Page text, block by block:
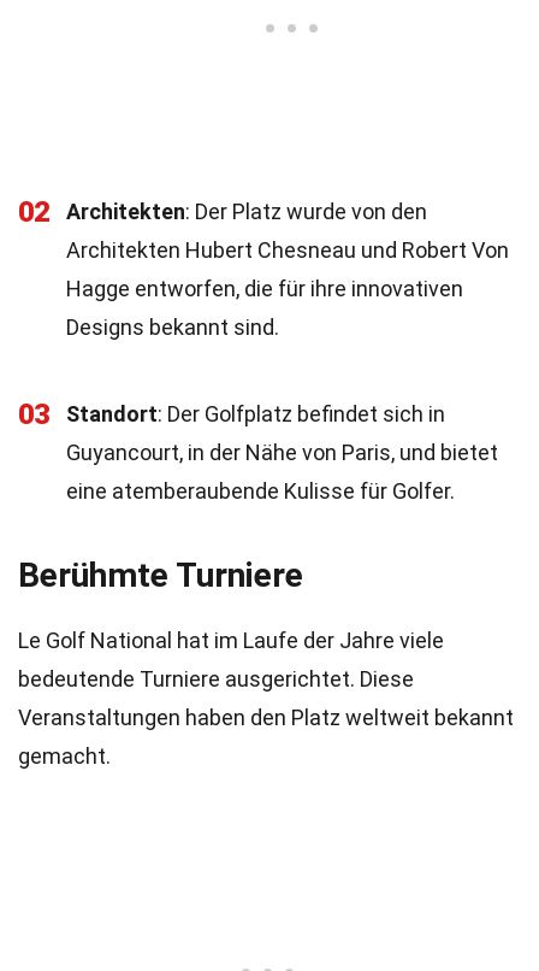
02 Architekten: Der Platz wurde von den
Architekten Hubert Chesneau und Robert Von
Hagge entworfen, die für ihre innovativen
Designs bekannt sind.
03 Standort: Der Golfplatz befindet sich in
Guyancourt, in der Nähe von Paris, und bietet
eine atemberaubende Kulisse für Golfer.
Berühmte Turniere
Le Golf National hat im Laufe der Jahre viele
bedeutende Turniere ausgerichtet. Diese
Veranstaltungen haben den Platz weltweit bekannt
gemacht.